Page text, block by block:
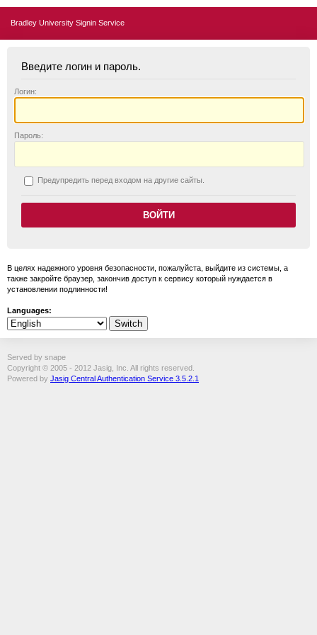
Bradley University Signin Service
Введите логин и пароль.
Логин:
Пароль:
Предупредить перед входом на другие сайты.
В целях надежного уровня безопасности, пожалуйста, выйдите из системы, а
также закройте браузер, закончив доступ к сервису который нуждается в
установлении подлинности!
Languages:
Served by snape
Copyright © 2005 - 2012 Jasig, Inc. All rights reserved.
Powered by Jasig Central Authentication Service 3.5.2.1